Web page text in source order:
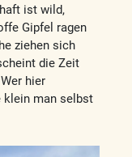
ist wild,
Gipfel ragen
ziehen sich
die Zeit
hier
klein man selbst